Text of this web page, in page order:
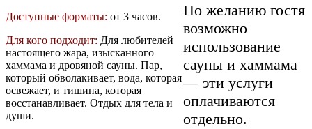
Доступные форматы: от 3 часов.
Для кого подходит: Для любителей
настоящего жара, изысканного
хаммама и дровяной сауны. Пар,
который обволакивает, вода, которая
освежает, и тишина, которая
восстанавливает. Отдых для тела и
души.
По желанию гостя
возможно
использование
сауны и хаммама
— эти услуги
оплачиваются
отдельно.